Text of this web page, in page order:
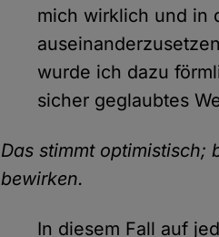
mich wirklich und in
wurde ich dazu
sicher geglaubtes
Das stimmt optimistisch;
bewirken.
In diesem Fall auf